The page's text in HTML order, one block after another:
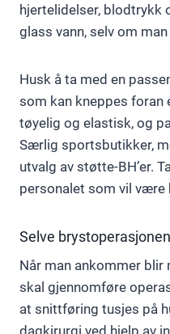
hjertelidelser, blodtrykk
glass vann, selv om
Husk å ta med en
som kan kneppes foran
tøyelig og elastisk, og
Særlig sportsbutikker,
utvalg av støtte-BH’er.
personalet som vil være
Selve brystoperasjonen
Når man ankommer
skal gjennomføre
at snittføring tusjes på
dagkirurgi ved hjelp av